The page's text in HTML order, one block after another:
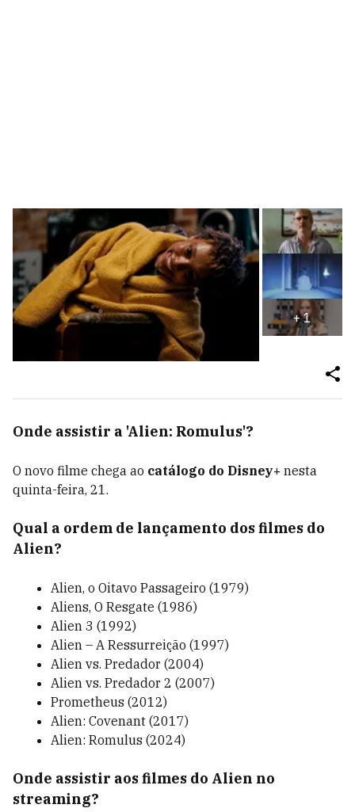
+1
Onde assistir a 'Alien: Romulus'?
O novo filme chega ao catálogo do Disney+ nesta
quinta-feira, 21.
Qual a ordem de lançamento dos filmes do
Alien?
Alien, o Oitavo Passageiro (1979)
Aliens, O Resgate (1986)
Alien 3 (1992)
Alien – A Ressurreição (1997)
Alien vs. Predador (2004)
Alien vs. Predador 2 (2007)
Prometheus (2012)
Alien: Covenant (2017)
Alien: Romulus (2024)
Onde assistir aos filmes do Alien no
streaming?